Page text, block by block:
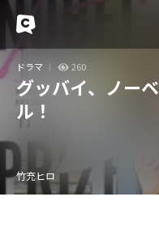
ドラマ 260
グッバイ、ノーベ
ル！
竹充ヒロ